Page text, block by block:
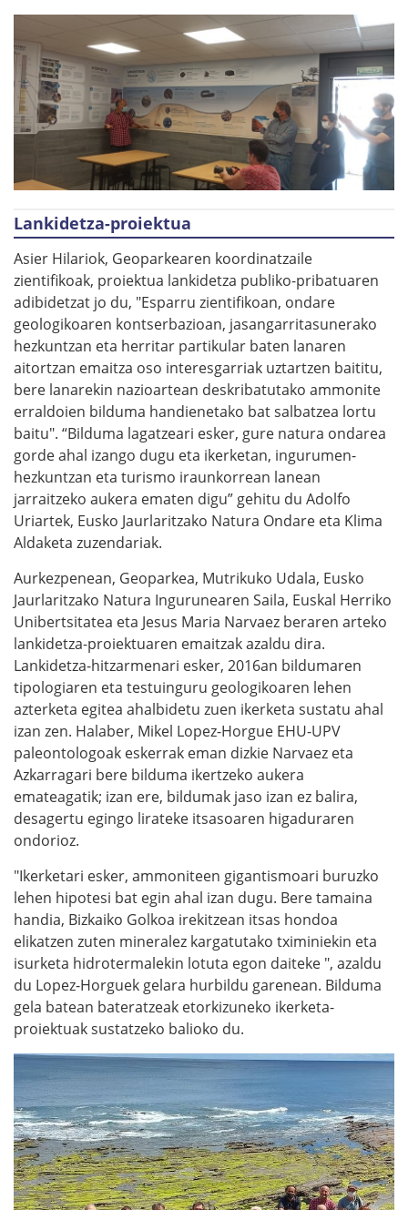
Lankidetza-proiektua
Asier Hilariok, Geoparkearen koordinatzaile
zientifikoak, proiektua lankidetza publiko-pribatuaren
adibidetzat jo du, "Esparru zientifikoan, ondare
geologikoaren kontserbazioan, jasangarritasunerako
hezkuntzan eta herritar partikular baten lanaren
aitortzan emaitza oso interesgarriak uztartzen baititu,
bere lanarekin nazioartean deskribatutako ammonite
erraldoien bilduma handienetako bat salbatzea lortu
baitu". “Bilduma lagatzeari esker, gure natura ondarea
gorde ahal izango dugu eta ikerketan, ingurumen-
hezkuntzan eta turismo iraunkorrean lanean
jarraitzeko aukera ematen digu” gehitu du Adolfo
Uriartek, Eusko Jaurlaritzako Natura Ondare eta Klima
Aldaketa zuzendariak.
Aurkezpenean, Geoparkea, Mutrikuko Udala, Eusko
Jaurlaritzako Natura Ingurunearen Saila, Euskal Herriko
Unibertsitatea eta Jesus Maria Narvaez beraren arteko
lankidetza-proiektuaren emaitzak azaldu dira.
Lankidetza-hitzarmenari esker, 2016an bildumaren
tipologiaren eta testuinguru geologikoaren lehen
azterketa egitea ahalbidetu zuen ikerketa sustatu ahal
izan zen. Halaber, Mikel Lopez-Horgue EHU-UPV
paleontologoak eskerrak eman dizkie Narvaez eta
Azkarragari bere bilduma ikertzeko aukera
emateagatik; izan ere, bildumak jaso izan ez balira,
desagertu egingo lirateke itsasoaren higaduraren
ondorioz.
"Ikerketari esker, ammoniteen gigantismoari buruzko
lehen hipotesi bat egin ahal izan dugu. Bere tamaina
handia, Bizkaiko Golkoa irekitzean itsas hondoa
elikatzen zuten mineralez kargatutako tximiniekin eta
isurketa hidrotermalekin lotuta egon daiteke ", azaldu
du Lopez-Horguek gelara hurbildu garenean. Bilduma
gela batean bateratzeak etorkizuneko ikerketa-
proiektuak sustatzeko balioko du.